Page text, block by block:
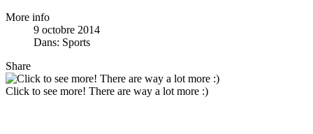
More info
9 octobre 2014
Dans: Sports
Share
Click to see more! There are way a lot more :)